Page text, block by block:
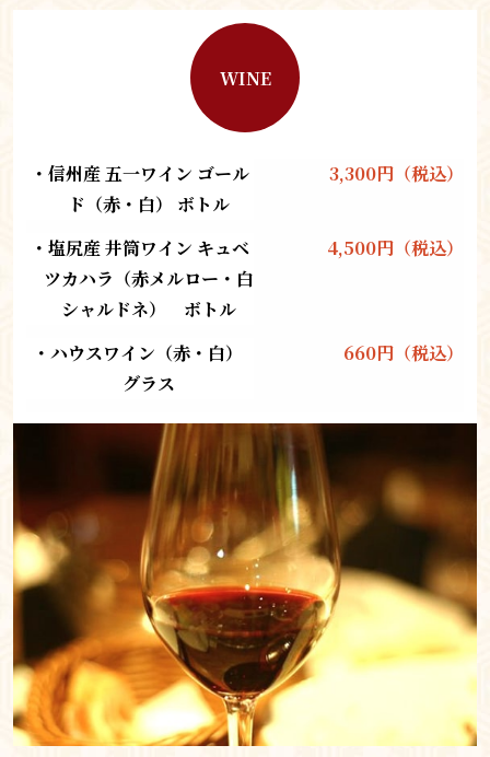
WINE
・信州産 五一ワイン ゴール
ド（赤・白） ボトル
3,300円（税込）
・塩尻産 井筒ワイン キュベ
ツカハラ（赤メルロー・白
シャルドネ）　ボトル
4,500円（税込）
・ハウスワイン（赤・白）
グラス
660円（税込）